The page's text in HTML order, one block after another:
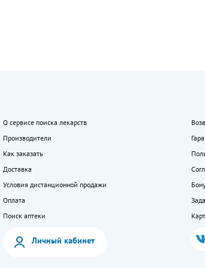
О сервисе поиска лекарств
Производители
Как заказать
Доставка
Условия дистанционной продажи
Оплата
Поиск аптеки
Личный кабинет